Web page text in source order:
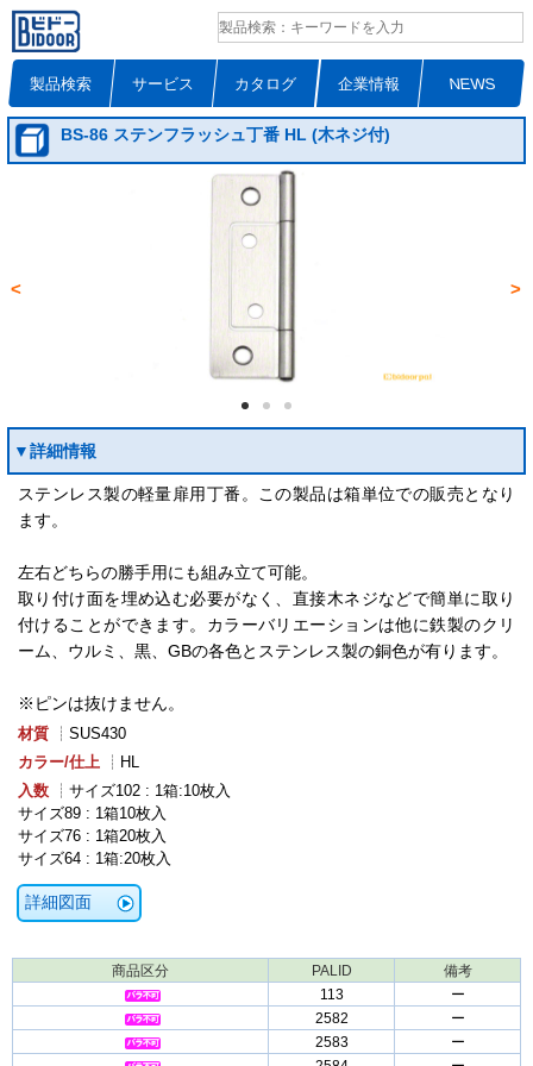
製品検索 サービス カタログ 企業情報 NEWS
BS-86 ステンフラッシュ丁番 HL (木ネジ付)
< >
▼詳細情報
ステンレス製の軽量扉用丁番。この製品は箱単位での販売となり
ます。
左右どちらの勝手用にも組み立て可能。
取り付け面を埋め込む必要がなく、直接木ネジなどで簡単に取り
付けることができます。カラーバリエーションは他に鉄製のクリ
ーム、ウルミ、黒、GBの各色とステンレス製の銅色が有ります。
※ピンは抜けません。
材質
┊SUS430
カラー/仕上
┊HL
入数
┊サイズ102 : 1箱:10枚入
サイズ89 : 1箱10枚入
サイズ76 : 1箱20枚入
サイズ64 : 1箱:20枚入
詳細図面
商品区分 PALID
備考
113
ー
2582
ー
2583
ー